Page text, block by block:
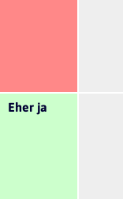
Eher ja